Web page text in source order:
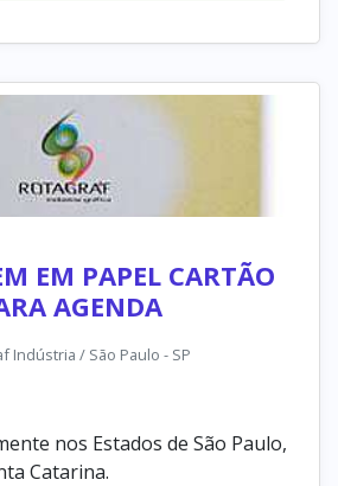
EM PAPEL CARTÃO
AGENDA
Indústria / São Paulo - SP
nos Estados de São Paulo,
Catarina.